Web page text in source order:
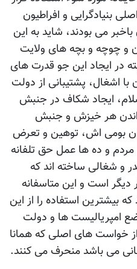
بنیادگرایی و افراطیون
می بودند، شاید به این
و چوچه و بچه های ولایت
در ایجاد این جو قدرت های
اشغال، پشتیبانی از دولت
ایجاد شکاف در جنبش
هر خیزش و جنبش
بومی اش، توهین و تعرض
و ده ها عمل حق تلفانه
و شغالی ساخته اند که
دیگر است و این متاسفانه
بیشترین استفاده را از این
امپریالیست ها و دولت
خواست های اصلی که همانا
می باشد منحرف می کنند.